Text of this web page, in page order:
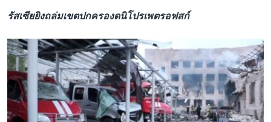
รัสเซียยิงถล่มเขตปกครองดนิโปรเพตรอฟสก์